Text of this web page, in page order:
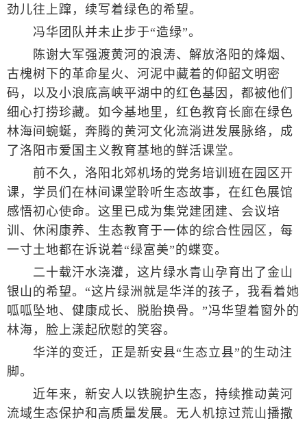
劲儿往上蹿，续写着绿色的希望。
冯华团队并未止步于“造绿”。
陈谢大军强渡黄河的浪涛、解放洛阳的烽烟、
古槐树下的革命星火、河泥中藏着的仰韶文明密
码，以及小浪底高峡平湖中的红色基因，都被他们
细心打捞珍藏。如今基地里，红色教育长廊在绿色
林海间蜿蜒，奔腾的黄河文化流淌进发展脉络，成
了洛阳市爱国主义教育基地的鲜活课堂。
前不久，洛阳北郊机场的党务培训班在园区开
课，学员们在林间课堂聆听生态故事，在红色展馆
感悟初心使命。这里已成为集党建团建、会议培
训、休闲康养、生态教育于一体的综合性园区，每
一寸土地都在诉说着“绿富美”的蝶变。
二十载汗水浇灌，这片绿水青山孕育出了金山
银山的希望。“这片绿洲就是华洋的孩子，我看着她
呱呱坠地、健康成长、脱胎换骨。”冯华望着窗外的
林海，脸上漾起欣慰的笑容。
华洋的变迁，正是新安县“生态立县”的生动注
脚。
近年来，新安人以铁腕护生态，持续推动黄河
流域生态保护和高质量发展。无人机掠过荒山播撒